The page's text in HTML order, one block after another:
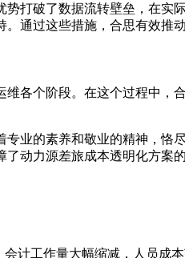
打破了数据流转壁垒，在实
通过这些措施，合思有效推
各个阶段。在这个过程中，
业的素养和敬业的精神，恪
动力源差旅成本透明化方案的
计工作量大幅缩减，人员成